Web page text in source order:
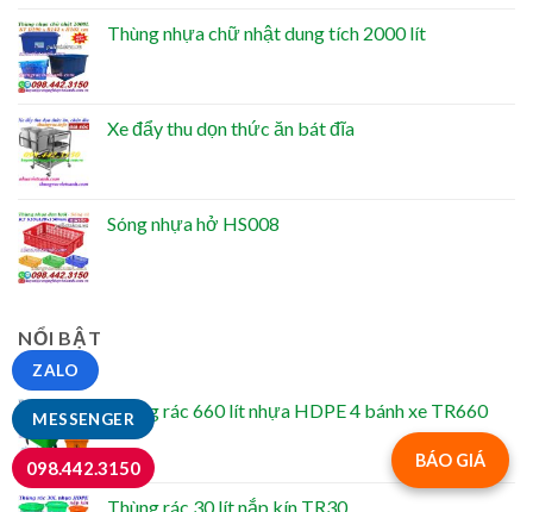
Thùng nhựa chữ nhật dung tích 2000 lít
Xe đẩy thu dọn thức ăn bát đĩa
Sóng nhựa hở HS008
NỔI BẬT
Thùng rác 660 lít nhựa HDPE 4 bánh xe TR660
Thùng rác 30 lít nắp kín TR30
BÁO GIÁ
MESSENGER
ZALO
098.442.3150